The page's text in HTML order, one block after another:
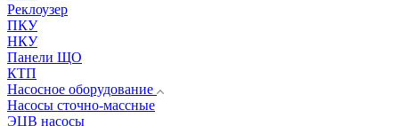
Реклоузер
ПКУ
НКУ
Панели ЩО
КТП
Насосное оборудование
Насосы сточно-массные
ЭЦВ насосы